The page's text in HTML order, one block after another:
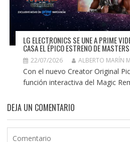
LG ELECTRONICS SE UNE A PRIME
CASA EL ÉPICO ESTRENO DE
22/07/2026 ALBERTO MARÍN
Con el nuevo Creator Original
función interactiva del Magic
DEJA UN COMENTARIO